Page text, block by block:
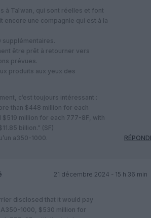
à Taïwan, qui sont réelles et font
encore une compagnie qui est à la
supplémentaires.
être prêt à retourner vers
prévues.
produits aux yeux des
c’est toujours intéressant :
than $448 million for each
million for each 777-8F, with
billion.” (SF)
a350-1000.
21 décembre 2024 - 15 h 36 min
disclosed that it would pay
1000, $530 million for